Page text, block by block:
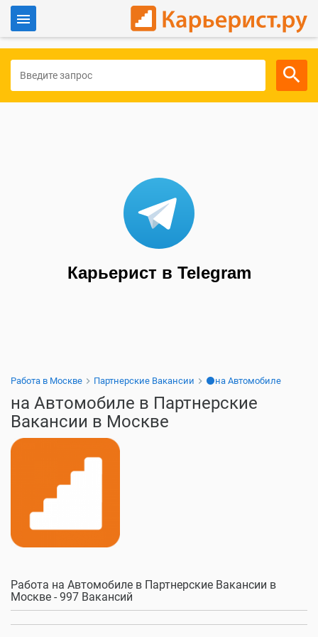
Для работодателей
Карьерист в Telegram
Работа в Москве Партнерские Вакансии ⚫на Автомобиле
на Автомобиле в Партнерские
Вакансии в Москве
Работа на Автомобиле в Партнерские Вакансии в
Москве - 997 Вакансий